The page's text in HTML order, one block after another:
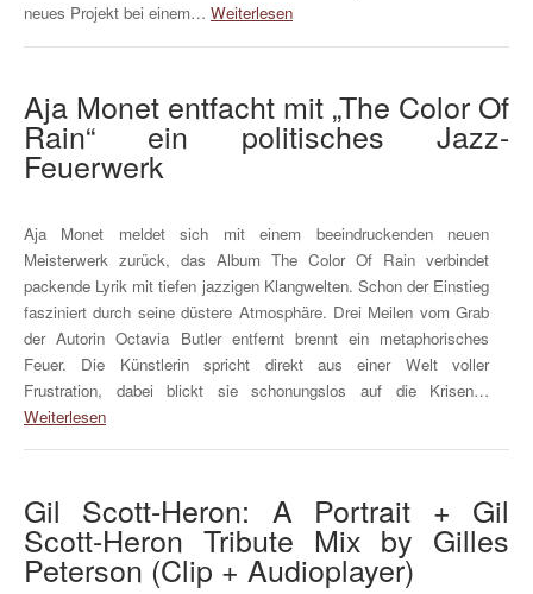
neues Projekt bei einem… Weiterlesen
Aja Monet entfacht mit „The Color Of
Rain“ ein politisches Jazz-
Feuerwerk
Aja Monet meldet sich mit einem beeindruckenden neuen
Meisterwerk zurück, das Album The Color Of Rain verbindet
packende Lyrik mit tiefen jazzigen Klangwelten. Schon der Einstieg
fasziniert durch seine düstere Atmosphäre. Drei Meilen vom Grab
der Autorin Octavia Butler entfernt brennt ein metaphorisches
Feuer. Die Künstlerin spricht direkt aus einer Welt voller
Frustration, dabei blickt sie schonungslos auf die Krisen…
Weiterlesen
Gil Scott-Heron: A Portrait + Gil
Scott-Heron Tribute Mix by Gilles
Peterson (Clip + Audioplayer)